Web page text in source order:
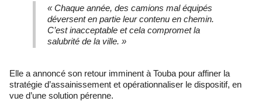
« Chaque année, des camions mal équipés
déversent en partie leur contenu en chemin.
C’est inacceptable et cela compromet la
salubrité de la ville. »
Elle a annoncé son retour imminent à Touba pour affiner la
stratégie d’assainissement et opérationnaliser le dispositif, en
vue d’une solution pérenne.